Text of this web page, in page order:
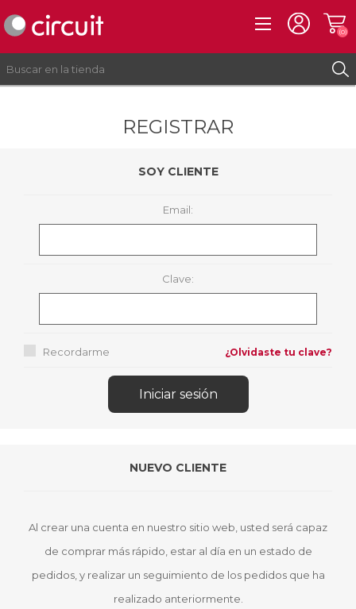
(0)
REGISTRAR
SOY CLIENTE
Email:
Clave:
Recordarme ¿Olvidaste tu clave?
NUEVO CLIENTE
Al crear una cuenta en nuestro sitio web, usted será capaz
de comprar más rápido, estar al día en un estado de
pedidos, y realizar un seguimiento de los pedidos que ha
realizado anteriormente.